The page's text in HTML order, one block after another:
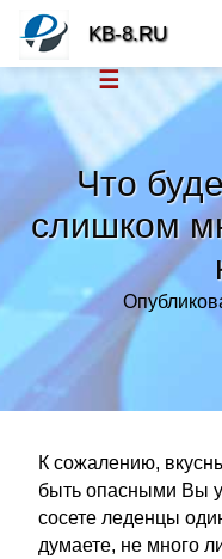
Что
слишком
К сожалению,
быть опасными Вы
сосете леденцы
думаете, не много
KB-8.RU
☰
Новости
Тренды новостей »
»
Правила »
Контакт»